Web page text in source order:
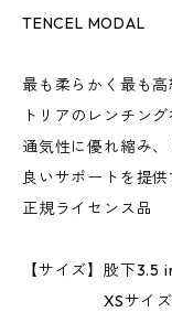
TENCEL MODAL
最も柔らかく最も
トリアのレンチン
通気性に優れ縮み
良いサポートを提供
正規ライセンス品
【サイズ】股下3.5
XSサイズ：ウ